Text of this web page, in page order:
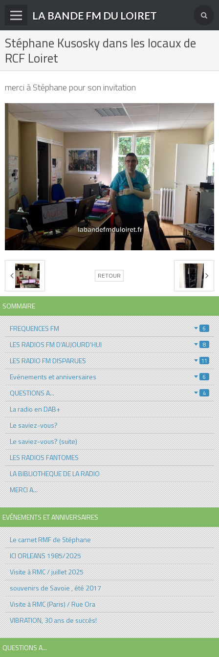
LA BANDE FM DU LOIRET
Accueil
fréquences FM
La radio en DAB+
derniéres infos
Livre d'or du site
Contact
Stéphane Kusosky dans les locaux de
RCF Loiret
merci à Stéphane pour son invitation
RETOUR
SOMMAIRE
FREQUENCES FM 6
LES RADIOS FM D'AUJOURD'HUI 8
LES RADIO FM DISPARUES 11
Evénements et anniversaires 6
QUESTIONS A... 4
La radio en DAB+
Le saviez-vous?
Le saviez-vous? (suite)
LES RADIOS FANTOMES
LA BIBLIOTHEQUE DE LA RADIO
MERCI A...
EVÉNEMENTS ET ANNIVERSAIRES
Le carnet RMF de Stéphane
ICI ORLEANS 1985/2025
Visite à RMC / juillet 2025
souvenirs de Savoie , été 2017
Visite à RMC (Paris) / Rue Ora
VIBRATION, 30 ans de succés!
QUESTIONS A...